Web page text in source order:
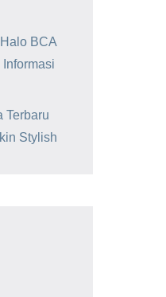
BCA
Terbaru
Stylish